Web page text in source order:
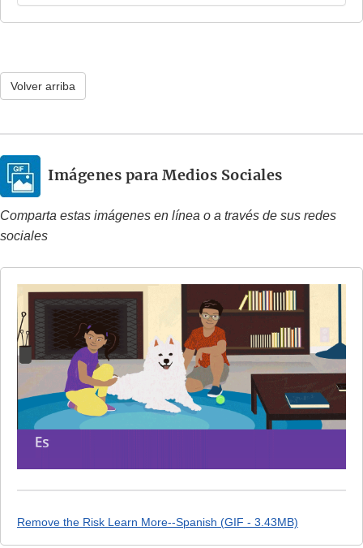
Volver arriba
Imágenes para Medios Sociales
Comparta estas imágenes en línea o a través de sus redes
sociales
Remove the Risk Learn More--Spanish (GIF - 3.43MB)